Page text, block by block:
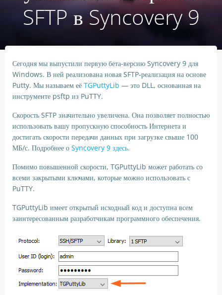
SFTP в Syncovery 9
Сегодня мы выпустили первую бета-версию Syncovery 9 для
Windows. В ней реализована новая SFTP-реализация на основе
Putty. Мы называем её TGPuttyLib — это DLL, основанная на
инструменте psftp из PuTTY.
Скорость SFTP значительно увеличена. Она позволяет полностью
использовать вашу пропускную способность Интернета и
достигать скорости передачи данных при загрузке свыше 100
МБ/с. Подробнее о Syncovery 9 здесь.
Помимо повышенной скорости, TGPuttyLib может работать со
всеми закрытыми ключами, которые можно использовать с
PuTTY.
TGPuttyLib имеет открытый исходный код и доступна всем
заинтересованным разработчикам программного обеспечения.